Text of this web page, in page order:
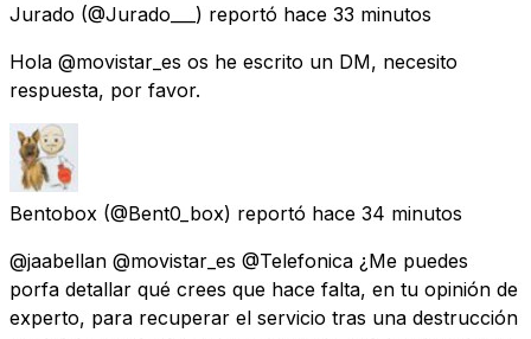
Jurado (@Jurado___) reportó hace 33 minutos
Hola @movistar_es os he escrito un DM, necesito
respuesta, por favor.
Bentobox (@Bent0_box) reportó hace 34 minutos
@jaabellan @movistar_es @Telefonica ¿Me puedes
porfa detallar qué crees que hace falta, en tu opinión de
experto, para recuperar el servicio tras una destrucción